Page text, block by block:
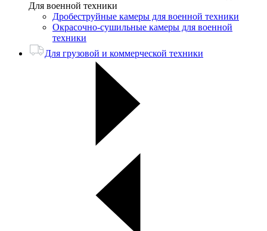
Для военной техники
Дробеструйные камеры для военной техники
Окрасочно-сушильные камеры для военной
техники
Для грузовой и коммерческой техники